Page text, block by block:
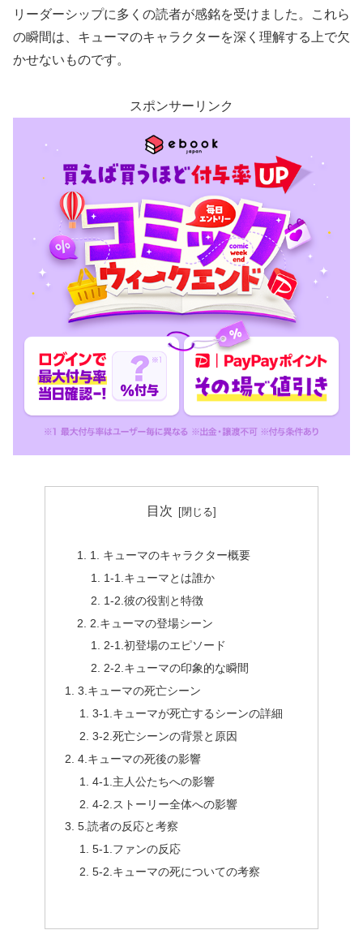
リーダーシップに多くの読者が感銘を受けました。これら
の瞬間は、キューマのキャラクターを深く理解する上で欠
かせないものです。
スポンサーリンク
目次
1. キューマのキャラクター概要
1‐1.キューマとは誰か
1‐2.彼の役割と特徴
2.キューマの登場シーン
2‐1.初登場のエピソード
2‐2.キューマの印象的な瞬間
3.キューマの死亡シーン
3‐1.キューマが死亡するシーンの詳細
3‐2.死亡シーンの背景と原因
4.キューマの死後の影響
4‐1.主人公たちへの影響
4‐2.ストーリー全体への影響
5.読者の反応と考察
5‐1.ファンの反応
5‐2.キューマの死についての考察